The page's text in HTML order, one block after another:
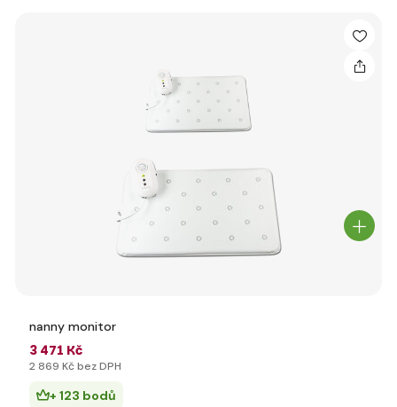
nanny monitor
3 471 Kč
2 869 Kč bez DPH
+ 123 bodů